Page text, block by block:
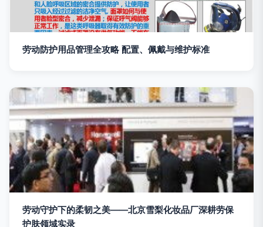
劳动防护用品管理全攻略 配置、佩戴与维护标准
劳动守护下的柔韧之美——北京雪梨化妆品厂深耕劳保
护肤领域实录